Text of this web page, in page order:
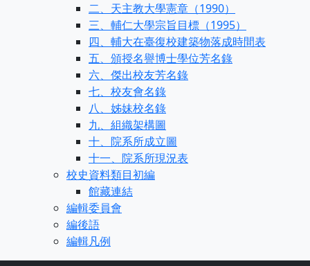
二、天主教大學憲章（1990）
三、輔仁大學宗旨目標（1995）
四、輔大在臺復校建築物落成時間表
五、頒授名譽博士學位芳名錄
六、傑出校友芳名錄
七、校友會名錄
八、姊妹校名錄
九、組織架構圖
十、院系所成立圖
十一、院系所現況表
校史資料類目初編
館藏連結
編輯委員會
編後語
編輯凡例